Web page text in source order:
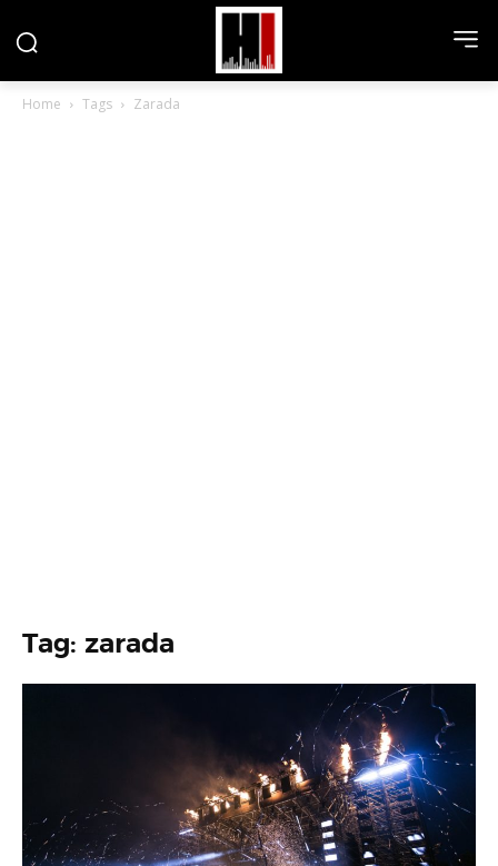
Home Tags Zarada
Tag: zarada